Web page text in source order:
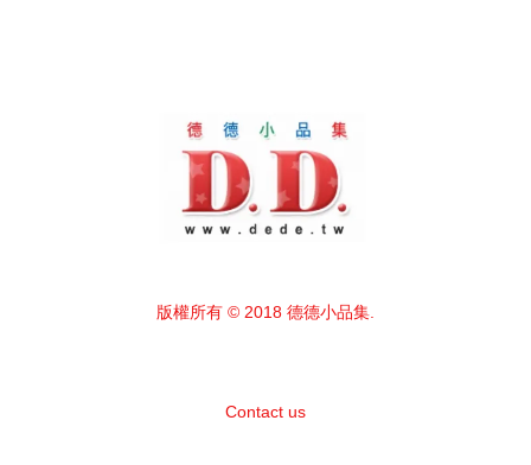
版權所有 © 2018 德德小品集.
Contact us